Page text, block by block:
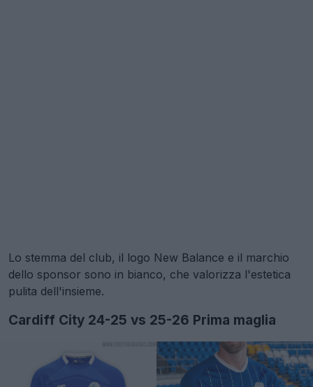
Lo stemma del club, il logo New Balance e il marchio
dello sponsor sono in bianco, che valorizza l'estetica
pulita dell'insieme.
Cardiff City 24-25 vs 25-26 Prima maglia